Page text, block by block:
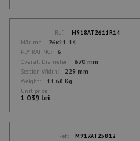
Ref.:
M918AT2611R14
Mărime:
26x11-14
PLY RATING:
6
Overall Diameter:
670 mm
Section Width:
229 mm
Weight:
11,68 Kg
Unit price:
1 039 lei
Ref.:
M917AT25812